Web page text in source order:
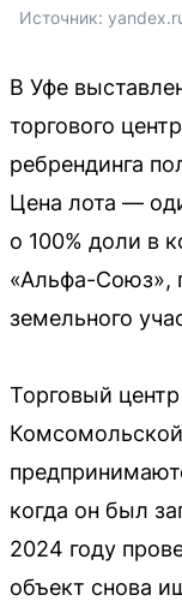
Источник:
В Уфе
торгового
ребрендинга
Цена лота —
о 100% доли в
«Альфа-Союз»,
земельного
Торговый
когда он был
2024 году
объект снова